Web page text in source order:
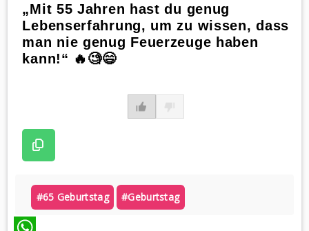
„Mit 55 Jahren hast du genug
Lebenserfahrung, um zu wissen, dass
man nie genug Feuerzeuge haben
kann!“ 🔥🧐😄
#65 Geburtstag #geburtstag